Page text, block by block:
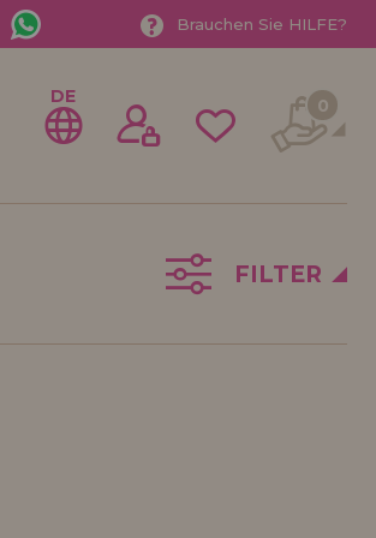
Brauchen Sie HILFE?
DE 0
FILTER